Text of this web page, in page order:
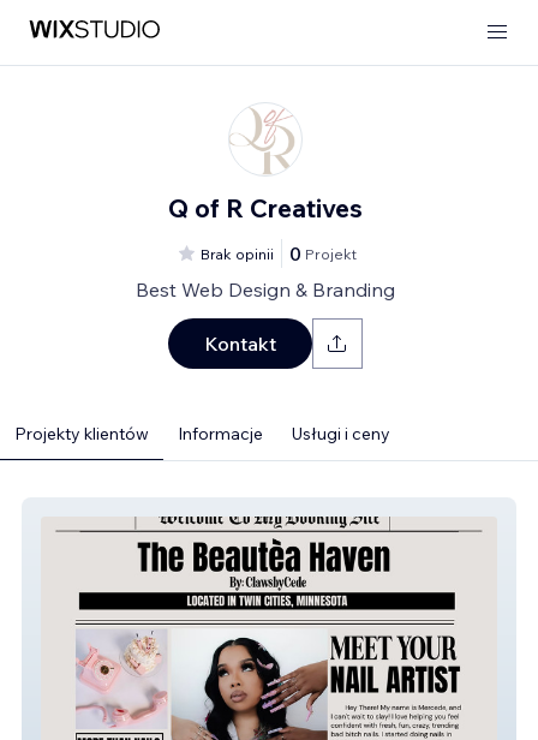
Q of R Creatives
Brak opinii 0 Projekt
Best Web Design & Branding
Kontakt
Projekty klientów Informacje Usługi i ceny